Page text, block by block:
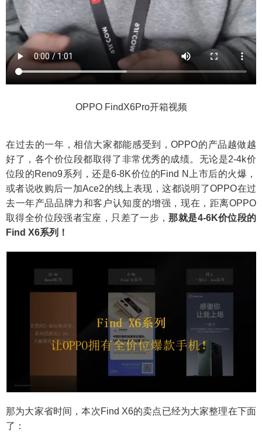
OPPO FindX6Pro开箱视频
在过去的一年，相信大家都能感受到，OPPO的产品越做越
好了，各个价位段都取得了非常优秀的成绩。无论是2-4k价
位段的Reno9系列，还是6-8K价位的Find N上市后的火爆，
或者说收购后一加Ace2的线上表现，这都说明了OPPO在过
去一年产品品牌力和客户认知度的增强，现在，距离OPPO
取得全价位段强者宝座，只差了一步，那就是4-6K价位段的
Find X6系列！
那为大家省时间，本次Find X6的卖点已经为大家整理在下面
了：